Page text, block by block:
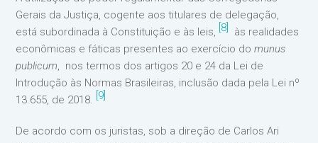
Gerais da Justiça, cogente aos titulares de delegação,
está subordinada à Constituição e às leis, [8]
às realidades
econômicas e fáticas presentes ao exercício domunus
publicum, nos termos dos artigos 20 e 24 da Lei de
Introdução às Normas Brasileiras, inclusão dada pela Lei nº
13.655, de 2018. [9]
De acordo com os juristas, sob a direção de Carlos Ari